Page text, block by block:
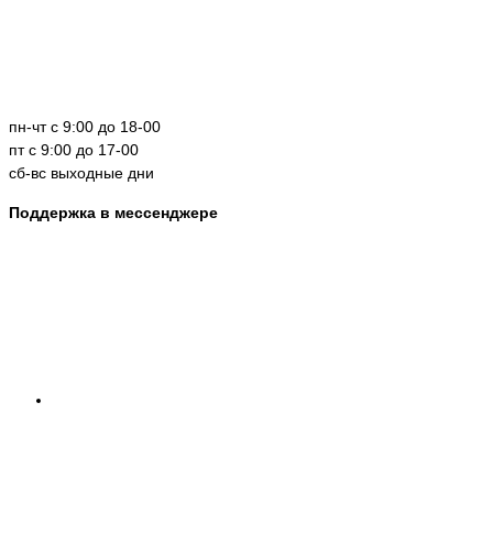
пн-чт с 9:00 до 18-00
пт с 9:00 до 17-00
сб-вс выходные дни
Поддержка в мессенджере